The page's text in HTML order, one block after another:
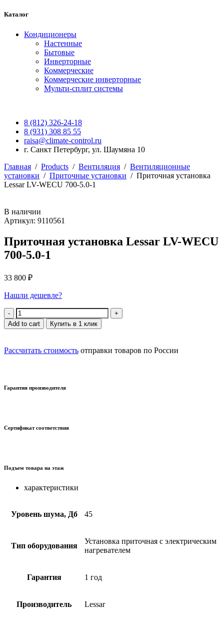
Каталог
Кондиционеры
Настенные
Бытовые
Инверторные
Коммерческие
Коммерческие инверторные
Мульти-сплит системы
8 (812) 326-24-18
8 (931) 308 85 55
raisa@climate-control.ru
г. Санкт Петербург, ул. Шаумяна 10
Главная / Products / Вентиляция / Вентиляционные
установки / Приточные установки / Приточная установка
Lessar LV-WECU 700-5.0-1
В наличии
Артикул: 9110561
Приточная установка Lessar LV-WECU
700-5.0-1
33 800 ₽
Нашли дешевле?
Quantity
Add to cart Купить в 1 клик
Рассчитать стоимость отправки товаров по России
Гарантия производителя
Сертификат соответствия
Подъем товара на этаж
характеристики
Уровень шума, Дб 45
Тип оборудования
Установка приточная с электрическим
нагревателем
Гарантия 1 год
Производитель Lessar